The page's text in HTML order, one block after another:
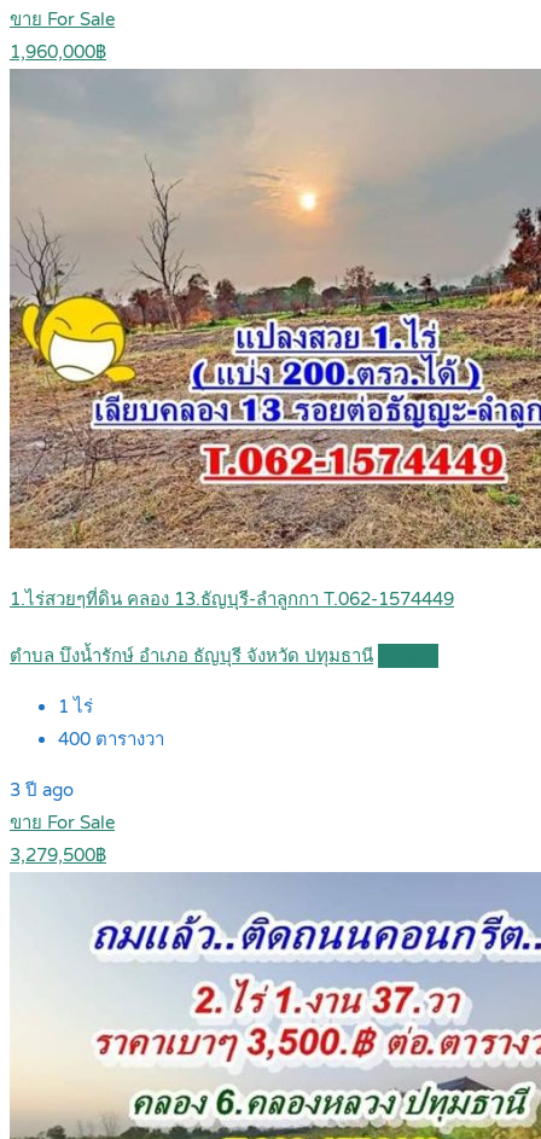
ขาย For Sale
1,960,000฿
1.ไร่สวยๆที่ดิน คลอง 13.ธัญบุรี-ลำลูกกา T.062-1574449
ตำบล บึงน้ำรักษ์ อำเภอ ธัญบุรี จังหวัด ปทุมธานี
1 ไร่
400 ตารางวา
3 ปี ago
ขาย For Sale
3,279,500฿